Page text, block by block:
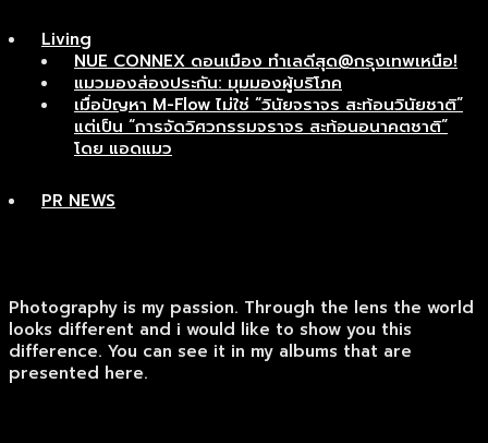
Living
NUE CONNEX ดอนเมือง ทำเลดีสุด@กรุงเทพเหนือ!
แมวมองส่องประกัน: มุมมองผู้บริโภค
เมื่อปัญหา M-Flow ไม่ใช่ “วินัยจราจร สะท้อนวินัยชาติ”
แต่เป็น “การจัดวิศวกรรมจราจร สะท้อนอนาคตชาติ”
โดย แอดแมว
PR NEWS
Photography is my passion. Through the lens the world
looks different and i would like to show you this
difference. You can see it in my albums that are
presented here.